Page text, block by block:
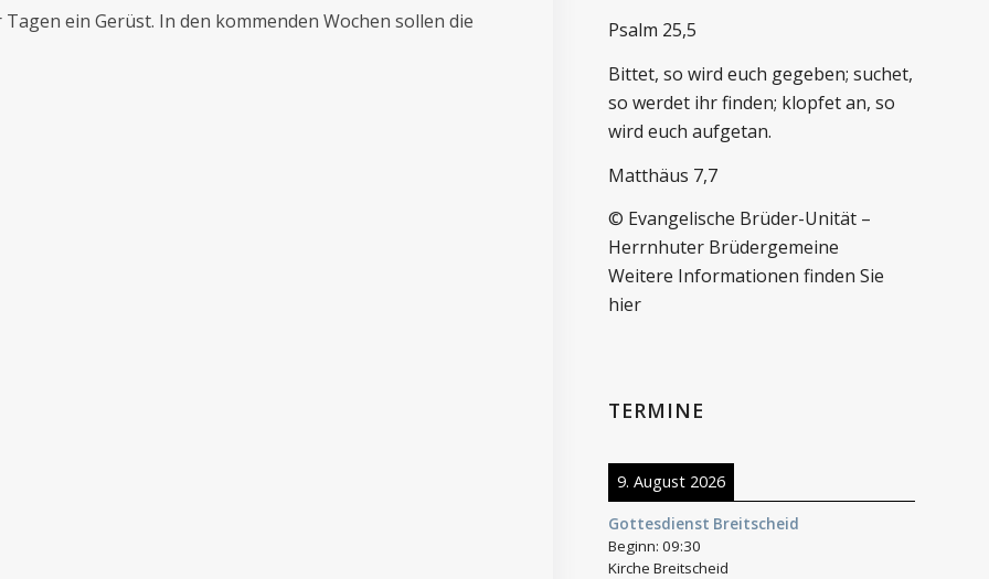
ein Gerüst. In den kommenden Wochen sollen die
Psalm 25,5
Bittet, so wird euch gegeben; suchet,
so werdet ihr finden; klopfet an, so
wird euch aufgetan.
Matthäus 7,7
© Evangelische Brüder-Unität –
Herrnhuter Brüdergemeine
Weitere Informationen finden Sie
hier
TERMINE
9. August 2026
Gottesdienst Breitscheid
Beginn:09:30
Kirche Breitscheid